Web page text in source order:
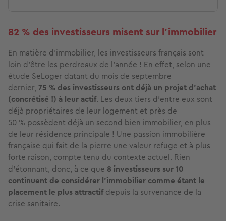
82 % des investisseurs misent sur l’immobilier
En matière d'immobilier, les investisseurs français sont
loin d'être les perdreaux de l'année ! En effet, selon une
étude SeLoger datant du mois de septembre
dernier, 75 % des investisseurs ont déjà un projet d’achat
(concrétisé !) à leur actif. Les deux tiers d'entre eux sont
déjà propriétaires de leur logement et près de
50 % possèdent déjà un second bien immobilier, en plus
de leur résidence principale ! Une passion immobilière
française qui fait de la pierre une valeur refuge et à plus
forte raison, compte tenu du contexte actuel. Rien
d'étonnant, donc, à ce que 8 investisseurs sur 10
continuent de considérer l’immobilier comme étant le
placement le plus attractifdepuis la survenance de la
crise sanitaire.